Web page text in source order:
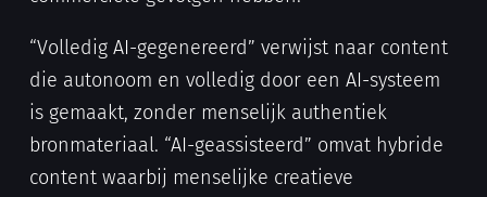
“Volledig AI-gegenereerd” verwijst naar content
die autonoom en volledig door een AI-systeem
is gemaakt, zonder menselijk authentiek
bronmateriaal. “AI-geassisteerd” omvat hybride
content waarbij menselijke creatieve